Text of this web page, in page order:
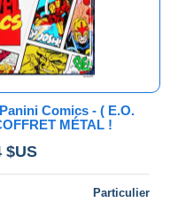
Comics - ( E.O.
MÉTAL !
$US
Particulier